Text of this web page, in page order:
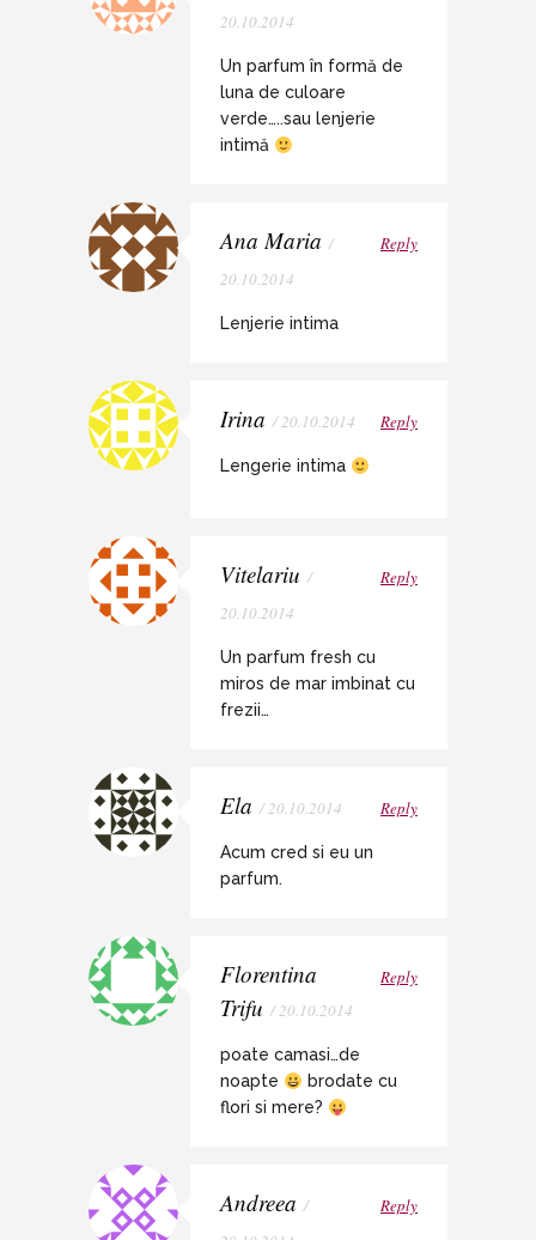
20.10.2014
Un parfum în formă de
luna de culoare
verde…..sau lenjerie
intimă
Ana Maria /
20.10.2014
Reply
Lenjerie intima
Irina / 20.10.2014 Reply
Lengerie intima
Vitelariu /
20.10.2014
Reply
Un parfum fresh cu
miros de mar imbinat cu
frezii…
Ela / 20.10.2014 Reply
Acum cred si eu un
parfum.
Florentina
Trifu / 20.10.2014
Reply
poate camasi…de
noapte
brodate cu
flori si mere?
Andreea /
Reply